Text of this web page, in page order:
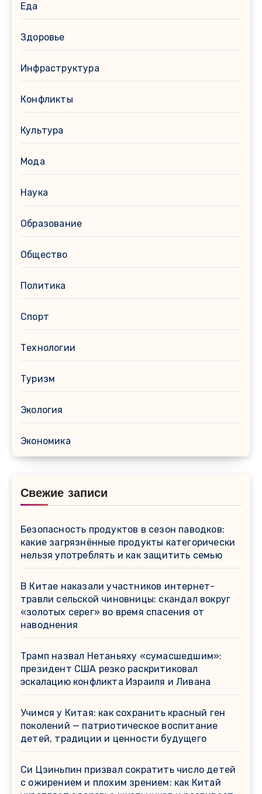
Еда
Здоровье
Инфраструктура
Конфликты
Культура
Мода
Наука
Образование
Общество
Политика
Спорт
Технологии
Туризм
Экология
Экономика
Свежие записи
Безопасность продуктов в сезон паводков:
какие загрязнённые продукты категорически
нельзя употреблять и как защитить семью
В Китае наказали участников интернет-
травли сельской чиновницы: скандал вокруг
«золотых серег» во время спасения от
наводнения
Трамп назвал Нетаньяху «сумасшедшим»:
президент США резко раскритиковал
эскалацию конфликта Израиля и Ливана
Учимся у Китая: как сохранить красный ген
поколений — патриотическое воспитание
детей, традиции и ценности будущего
Си Цзиньпин призвал сократить число детей
с ожирением и плохим зрением: как Китай